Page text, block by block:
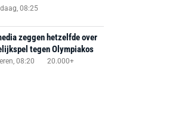
08:25
zeggen hetzelfde over
tegen Olympiakos
08:20 20.000+